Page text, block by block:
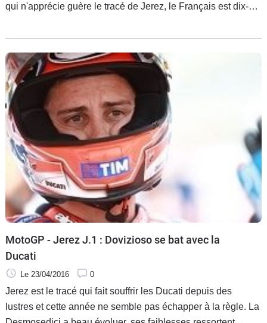
qui n'apprécie guère le tracé de Jerez, le Français est dix-
dernière phase des qualifications.
MotoGP - Jerez J.1 : Dovizioso se bat avec la
Ducati
Le 23/04/2016 0
Jerez est le tracé qui fait souffrir les Ducati depuis des
lustres et cette année ne semble pas échapper à la règle. La